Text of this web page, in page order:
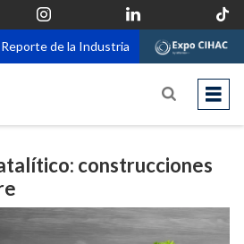
Reporte de la Industria
construcciones